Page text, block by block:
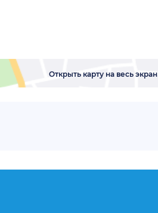
Открыть карту на весь экран